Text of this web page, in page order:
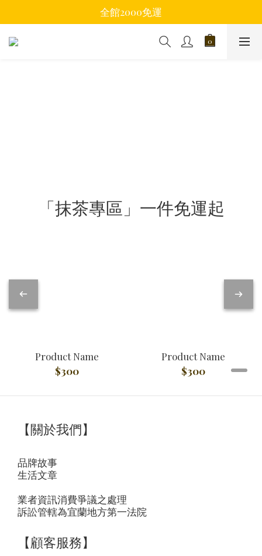
全館2000免運
「抹茶專區」一件免運起
Product Name
$300
Product Name
$300
【關於我們】
品牌故事
生活文章
業者資訊消費爭議之處理
訴訟管轄為宜蘭地方第一法院
【顧客服務】